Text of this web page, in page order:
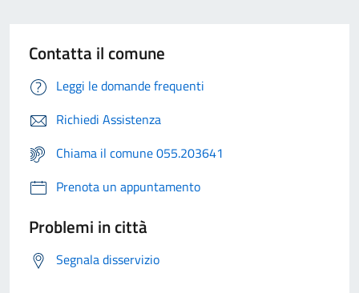
Contatta il comune
Leggi le domande frequenti
Richiedi Assistenza
Chiama il comune 055.203641
Prenota un appuntamento
Problemi in città
Segnala disservizio